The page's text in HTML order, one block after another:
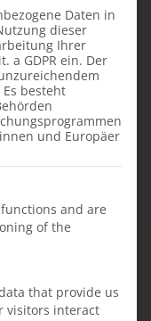
„Thank
of a child
Daten in
dieser
Ihrer
a GDPR ein. Der
besteht
und Europäer
Gruppen, für die
and are
of the
that provide us
visitors interact